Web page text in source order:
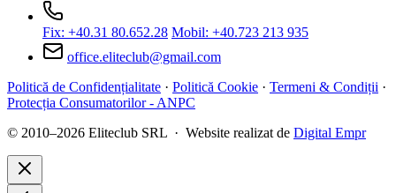
Fix: +40.31 80.652.28 Mobil: +40.723 213 935
office.eliteclub@gmail.com
Politică de Confidențialitate · Politică Cookie · Termeni & Condiții ·
Protecția Consumatorilor - ANPC
© 2010–2026 Eliteclub SRL · Website realizat de Digital Empr